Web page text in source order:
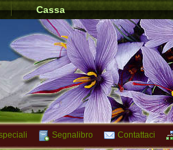
Cassa
Segnalibro Contattaci